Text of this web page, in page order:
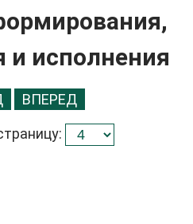
и исполнения
ВПЕРЕД